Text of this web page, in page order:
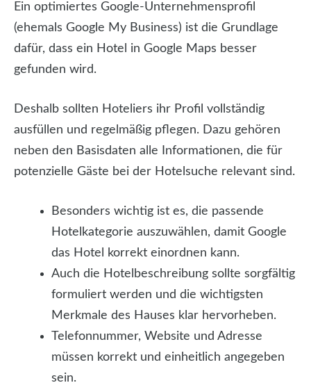
Ein optimiertes Google-Unternehmensprofil
(ehemals Google My Business) ist die Grundlage
dafür, dass ein Hotel in Google Maps besser
gefunden wird.
Deshalb sollten Hoteliers ihr Profil vollständig
ausfüllen und regelmäßig pflegen. Dazu gehören
neben den Basisdaten alle Informationen, die für
potenzielle Gäste bei der Hotelsuche relevant sind.
Besonders wichtig ist es, die passende
Hotelkategorie auszuwählen, damit Google
das Hotel korrekt einordnen kann.
Auch die Hotelbeschreibung sollte sorgfältig
formuliert werden und die wichtigsten
Merkmale des Hauses klar hervorheben.
Telefonnummer, Website und Adresse
müssen korrekt und einheitlich angegeben
sein.